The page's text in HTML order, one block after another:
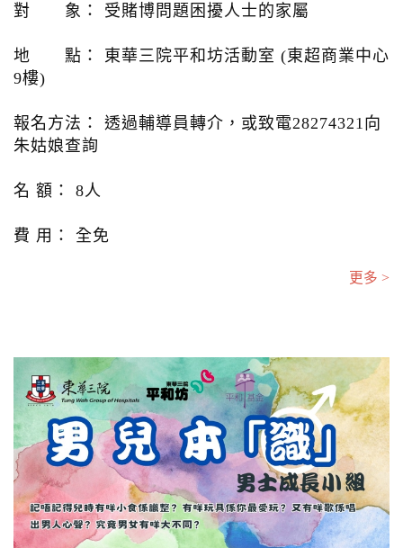
對 象： 受賭博問題困擾人士的家屬
地 點： 東華三院平和坊活動室 (東超商業中心
9樓)
報名方法： 透過輔導員轉介，或致電28274321向
朱姑娘查詢
名 額： 8人
費 用： 全免
更多 >